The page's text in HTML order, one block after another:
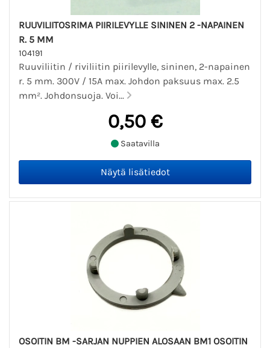
RUUVILIITOSRIMA PIIRILEVYLLE SININEN 2 -NAPAINEN
R. 5 MM
104191
Ruuviliitin / riviliitin piirilevylle, sininen, 2-napainen
r. 5 mm. 300V / 15A max. Johdon paksuus max. 2.5
mm². Johdonsuoja. Voi...
0,50 €
Saatavilla
OSOITIN BM -SARJAN NUPPIEN ALOSAAN BM1 OSOITIN